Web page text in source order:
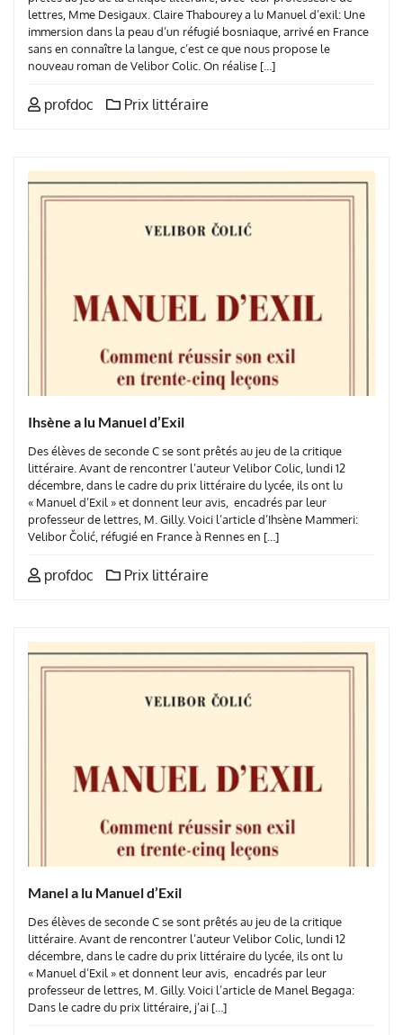
lettres, Mme Desigaux. Claire Thabourey a lu Manuel d’exil: Une
immersion dans la peau d’un réfugié bosniaque, arrivé en France
sans en connaître la langue, c’est ce que nous propose le
nouveau roman de Velibor Colic. On réalise […]
profdoc Prix littéraire
Ihsène a lu Manuel d’Exil
Des élèves de seconde C se sont prêtés au jeu de la critique
littéraire. Avant de rencontrer l’auteur Velibor Colic, lundi 12
décembre, dans le cadre du prix littéraire du lycée, ils ont lu
« Manuel d’Exil » et donnent leur avis, encadrés par leur
professeur de lettres, M. Gilly. Voici l’article d’Ihsène Mammeri:
Velibor Čolić, réfugié en France à Rennes en […]
profdoc Prix littéraire
Manel a lu Manuel d’Exil
Des élèves de seconde C se sont prêtés au jeu de la critique
littéraire. Avant de rencontrer l’auteur Velibor Colic, lundi 12
décembre, dans le cadre du prix littéraire du lycée, ils ont lu
« Manuel d’Exil » et donnent leur avis, encadrés par leur
professeur de lettres, M. Gilly. Voici l’article de Manel Begaga:
Dans le cadre du prix littéraire, j’ai […]